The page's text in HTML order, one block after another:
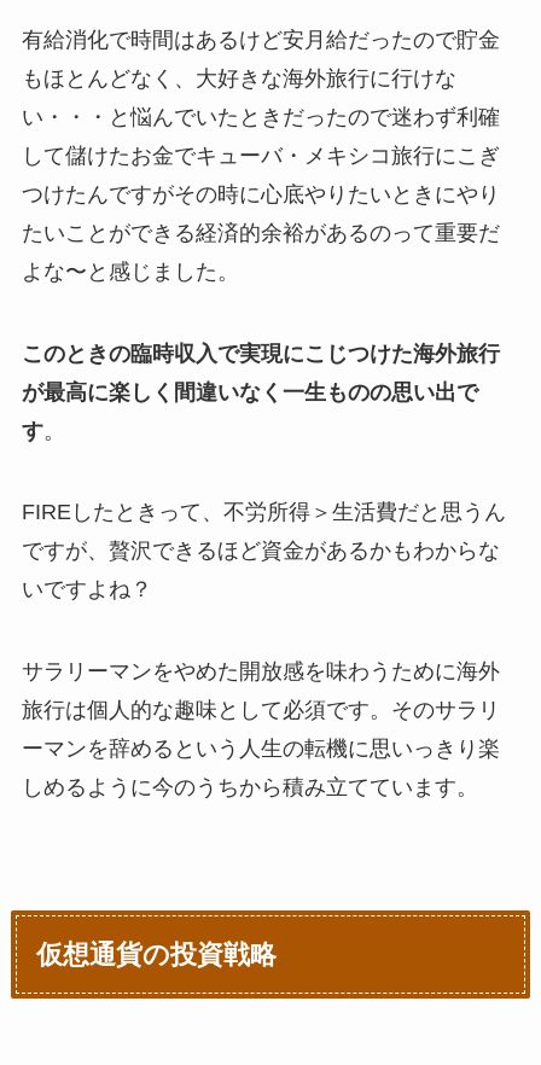
有給消化で時間はあるけど安月給だったので貯金
もほとんどなく、大好きな海外旅行に行けな
い・・・と悩んでいたときだったので迷わず利確
して儲けたお金でキューバ・メキシコ旅行にこぎ
つけたんですがその時に心底やりたいときにやり
たいことができる経済的余裕があるのって重要だ
よな〜と感じました。
このときの臨時収入で実現にこじつけた海外旅行
が最高に楽しく間違いなく一生ものの思い出で
す。
FIREしたときって、不労所得＞生活費だと思うん
ですが、贅沢できるほど資金があるかもわからな
いですよね？
サラリーマンをやめた開放感を味わうために海外
旅行は個人的な趣味として必須です。そのサラリ
ーマンを辞めるという人生の転機に思いっきり楽
しめるように今のうちから積み立てています。
仮想通貨の投資戦略